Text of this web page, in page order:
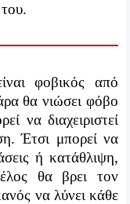
φοβικός από
θα νιώσει φόβο
να διαχειριστεί
Έτσι μπορεί να
ή κατάθλιψη,
θα βρει τον
να λύνει κάθε